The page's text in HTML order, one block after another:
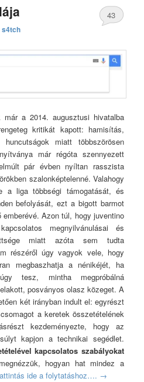
s4tch
43
már a 2014. augusztusi hivatalba
kritikát kapott: hamisítás,
miatt többszörösen
már régóta szennyezett
pár évben nyíltan rasszista
szalonképtelenné. Valahogy
a liga többségi támogatását, és
befolyását, ezt a bigott barmot
Azon túl, hogy juventino
megnyilvánulásai és
miatt azóta sem tudta
részéről úgy vagyok vele, hogy
megbaszhatja a nénikéjét, ha
tesz, mintha megpróbálná
posványos olasz közeget. A
két irányban indult el: egyrészt
a keretek összetételének
kezdeményezte, hogy az
kapjon a technikai segédlet.
kapcsolatos szabályokat
hogyan hat mindez a
ide a folytatáshoz…. →